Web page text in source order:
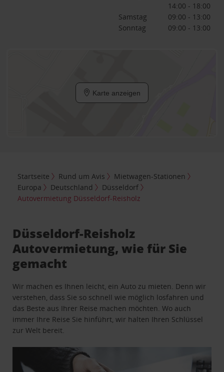
14:00 - 18:00
Samstag
09:00 - 13:00
Sonntag
09:00 - 13:00
Karte anzeigen
Startseite Rund um Avis
Mietwagen-Stationen
Europa
Deutschland
Düsseldorf
Autovermietung Düsseldorf-Reisholz
Düsseldorf-Reisholz
Autovermietung, wie für Sie
gemacht
Wir machen es Ihnen leicht, ein Auto zu mieten. Denn wir
verstehen, dass Sie so schnell wie möglich losfahren und
das Beste aus Ihrer Reise machen möchten. Wo auch
immer Ihre Reise Sie hinführt, wir halten Ihren Schlüssel
zur Welt bereit.